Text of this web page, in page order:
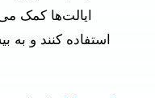
ایالت‌ها کمک
استفاده کنند و